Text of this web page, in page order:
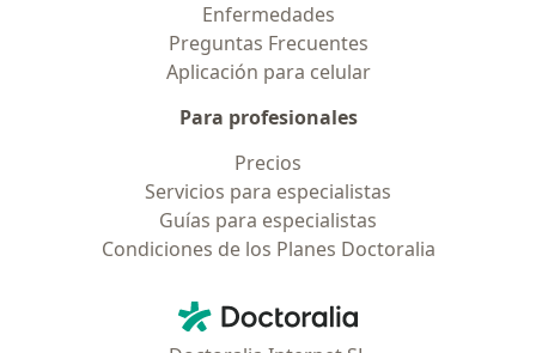
Enfermedades
Preguntas Frecuentes
Aplicación para celular
Para profesionales
Precios
Servicios para especialistas
Guías para especialistas
Condiciones de los Planes Doctoralia
Doctoralia - Página de inicio